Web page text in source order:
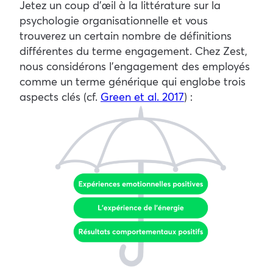
Jetez un coup d’œil à la littérature sur la
psychologie organisationnelle et vous
trouverez un certain nombre de définitions
différentes du terme engagement. Chez Zest,
nous considérons l’engagement des employés
comme un terme générique qui englobe trois
aspects clés (cf. Green et al. 2017) :